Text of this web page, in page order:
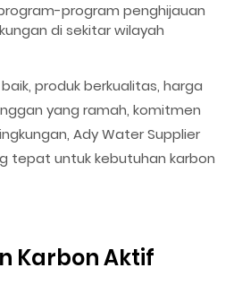
program penghijauan
di sekitar wilayah
produk berkualitas, harga
yang ramah, komitmen
Ady Water Supplier
tepat untuk kebutuhan karbon
Karbon Aktif